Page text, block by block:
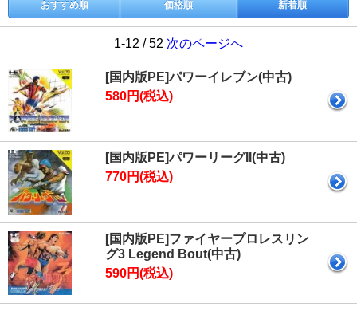
おすすめ順 価格順 新着順
1-12 / 52 次のページへ
[国内版PE]パワーイレブン(中古)
580円(税込)
[国内版PE]パワーリーグII(中古)
770円(税込)
[国内版PE]ファイヤープロレスリン
グ3 Legend Bout(中古)
590円(税込)